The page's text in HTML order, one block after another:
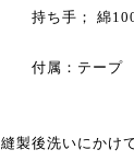
持ち手； 綿
付属：テープ
縫製後洗いにかけ